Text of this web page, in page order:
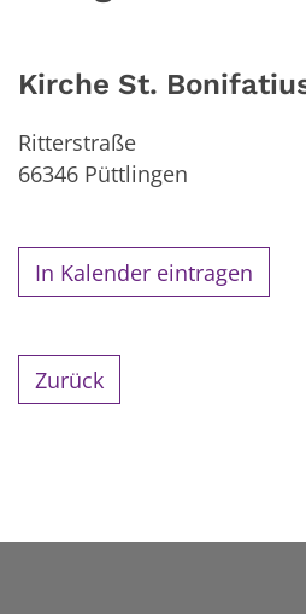
Kirche St.
Ritterstraße
66346 Püttlingen
In Kalender eintragen
Zurück